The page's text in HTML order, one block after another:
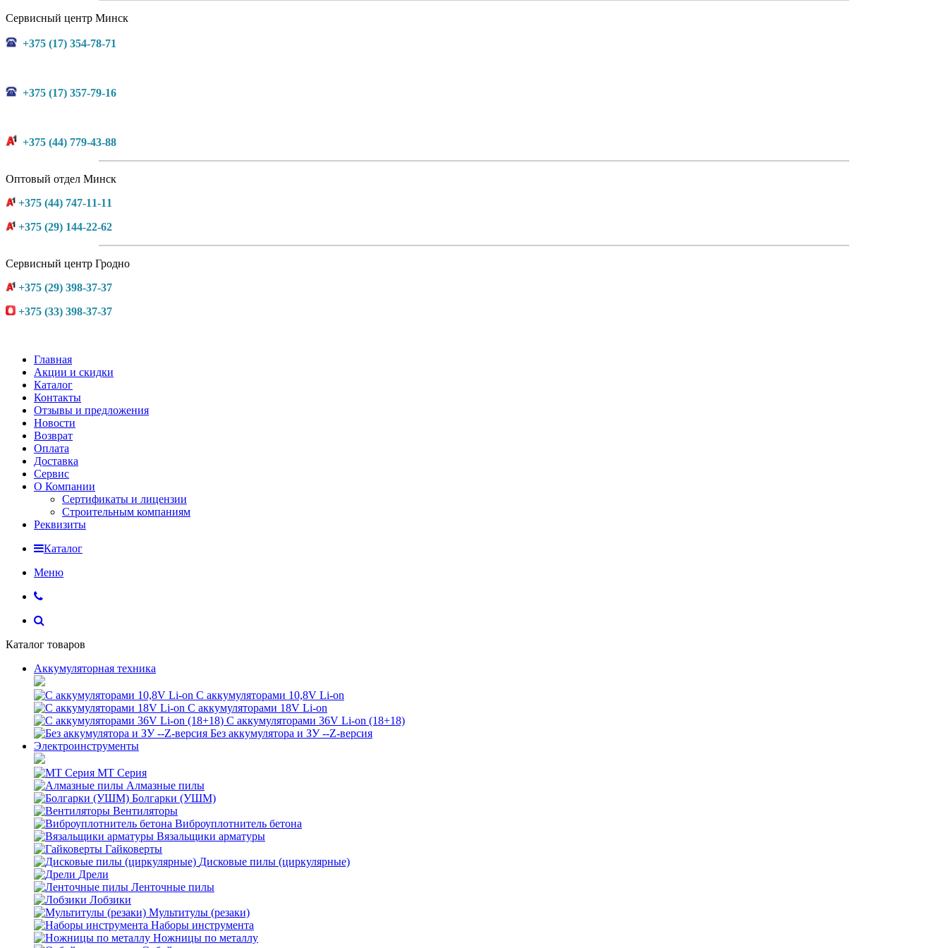
Сервисный центр Минск
+375 (17) 354-78-71
+375 (17) 357-79-16
+375 (44) 779-43-88
Оптовый отдел Минск
+375 (44) 747-11-11
+375 (29) 144-22-62
Сервисный центр Гродно
+375 (29) 398-37-37
+375 (33) 398-37-37
Главная
Акции и скидки
Каталог
Контакты
Отзывы и предложения
Новости
Возврат
Оплата
Доставка
Сервис
О Компании
Сертификаты и лицензии
Строительным компаниям
Реквизиты
Каталог
Меню
Каталог товаров
Аккумуляторная техника
С аккумуляторами 10,8V Li-on
С аккумуляторами 18V Li-on
С аккумуляторами 36V Li-on (18+18)
Без аккумулятора и ЗУ --Z-версия
Электроинструменты
MT Серия
Алмазные пилы
Болгарки (УШМ)
Вентиляторы
Виброуплотнитель бетона
Вязальщики арматуры
Гайковерты
Дисковые пилы (циркулярные)
Дрели
Ленточные пилы
Лобзики
Мультитулы (резаки)
Наборы инструмента
Ножницы по металлу